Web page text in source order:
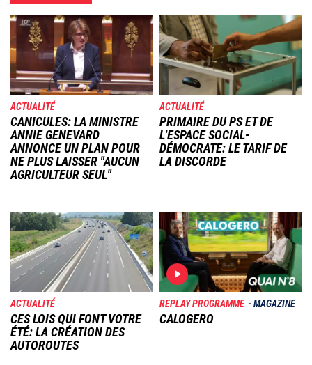
Image
ACTUALITÉ
CANICULES: LA MINISTRE
ANNIE GENEVARD
ANNONCE UN PLAN POUR
NE PLUS LAISSER "AUCUN
AGRICULTEUR SEUL"
Image
ACTUALITÉ
PRIMAIRE DU PS ET DE
L'ESPACE SOCIAL-
DÉMOCRATE: LE TARIF DE
LA DISCORDE
Image
ACTUALITÉ
CES LOIS QUI FONT VOTRE
ÉTÉ: LA CRÉATION DES
AUTOROUTES
Image
REPLAY PROGRAMME MAGAZINE
CALOGERO